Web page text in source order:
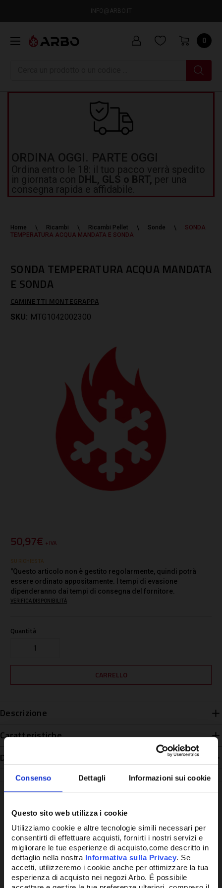
Consenso Dettagli Informazioni sui cookie
Questo sito web utilizza i cookie
Utilizziamo cookie e altre tecnologie simili necessari per
consentirti di effettuare acquisti, fornirti i nostri servizi e
migliorare le tue esperienze di acquisto,come descritto in
dettaglio nella nostra Informativa sulla Privacy. Se
accetti, utilizzeremo i cookie anche per ottimizzare la tua
esperienza di acquisto nei negozi Arbo. É possibile
INFO@ARBO.IT
0
ORDINA OGGI. PARTE OGGI
Ordina entro le 18: il tuo pacco verrà spedito
in giornata con DHL, GLS o BRT, per una
consegna rapida e affidabile.
Home Ricambi Ricambi Pellet Sonde
SONDA
TEMPERATURA ACQUA MANDATA E SONDA
SONDA TEMPERATURA ACQUA MANDATA
E SONDA
CAMINETTI MONTEGRAPPA
SKU: MTG1042002300
50,97€ + IVA
SU RICHIESTA
"Questo articolo non è gestito regolarmente, quindi potrà
essere ordinato appositamente. I tempi di evasione
dipenderanno dai tempi di consegna del fornitore.
VERIFICA DISPONIBILITÀ
Quantità
Descrizione
Caratteristiche
Disponibilità
Potrebbe anche interessarti